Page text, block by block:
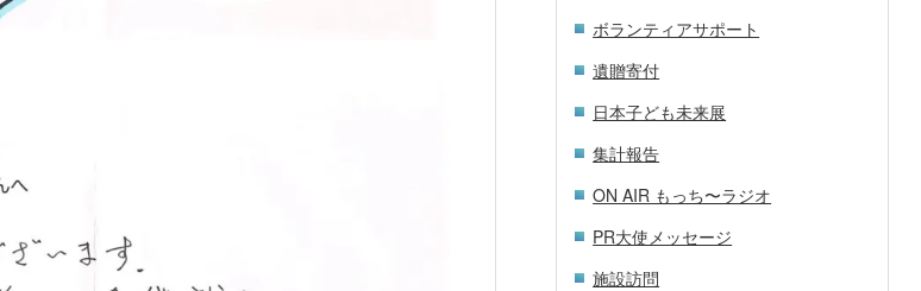
ボランティアサポート
遺贈寄付
日本子ども未来展
集計報告
ON AIR もっち〜ラジオ
PR大使メッセージ
施設訪問